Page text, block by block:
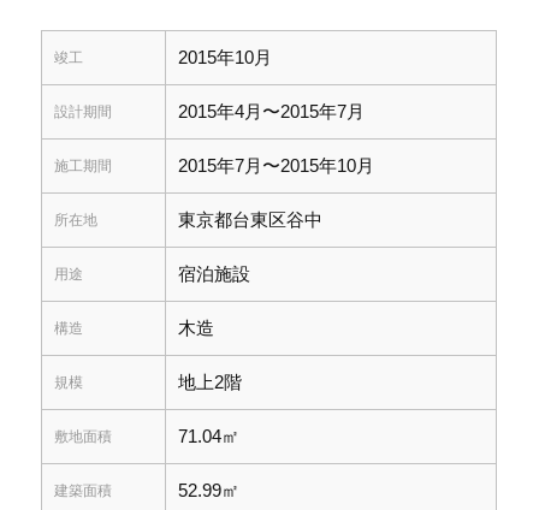
竣工 2015年10月
設計期間 2015年4月〜2015年7月
施工期間 2015年7月〜2015年10月
所在地 東京都台東区谷中
用途 宿泊施設
構造 木造
規模 地上2階
敷地面積 71.04㎡
建築面積 52.99㎡